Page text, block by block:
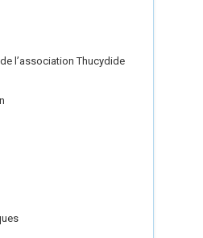
l’association Thucydide